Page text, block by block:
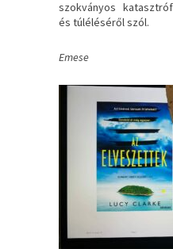
szokványos
és túléléséről szól.
Emese